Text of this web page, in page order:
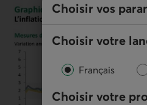
Choisir vos
Choisir votre
Français
Choisir votre